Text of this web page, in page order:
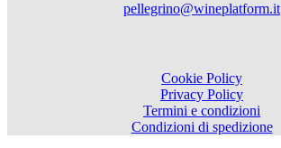
pellegrino@wineplatform.it
Cookie Policy
Privacy Policy
Termini e condizioni
Condizioni di spedizione